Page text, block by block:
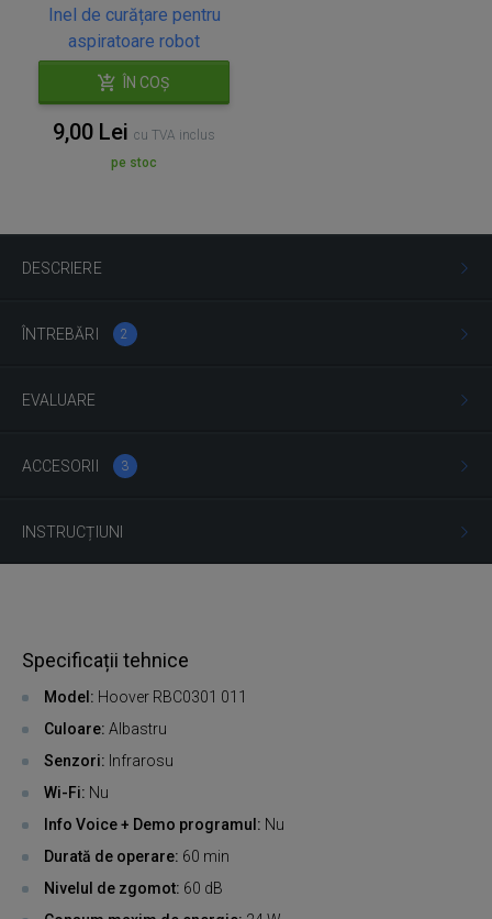
Inel de curățare pentru
aspiratoare robot
ÎN COȘ
9,00 Lei cu TVA inclus
pe stoc
DESCRIERE
ÎNTREBĂRI 2
EVALUARE
ACCESORII 3
INSTRUCȚIUNI
Specificații tehnice
Model: Hoover RBC0301 011
Culoare: Albastru
Senzori: Infrarosu
Wi-Fi: Nu
Info Voice + Demo programul: Nu
Durată de operare: 60 min
Nivelul de zgomot: 60 dB